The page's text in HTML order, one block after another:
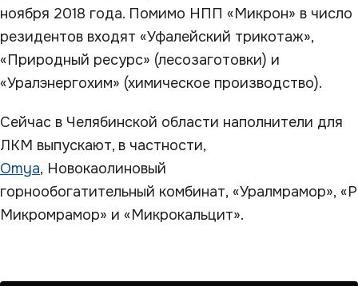
ноября 2018 года. Помимо НПП «Микрон» в число
резидентов входят «Уфалейский трикотаж»,
«Природный ресурс» (лесозаготовки) и
«Уралэнергохим» (химическое производство).
Сейчас в Челябинской области наполнители для
ЛКМ выпускают, в частности,
Omya, Новокаолиновый
горнообогатительный комбинат, «Уралмрамор»,
Микромрамор» и «Микрокальцит».